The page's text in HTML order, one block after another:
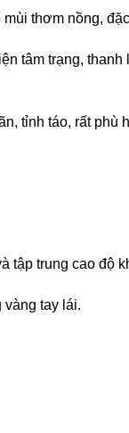
thơm nồng,
tâm trạng,
tỉnh táo, rất phù
tập trung cao độ
vàng tay lái.